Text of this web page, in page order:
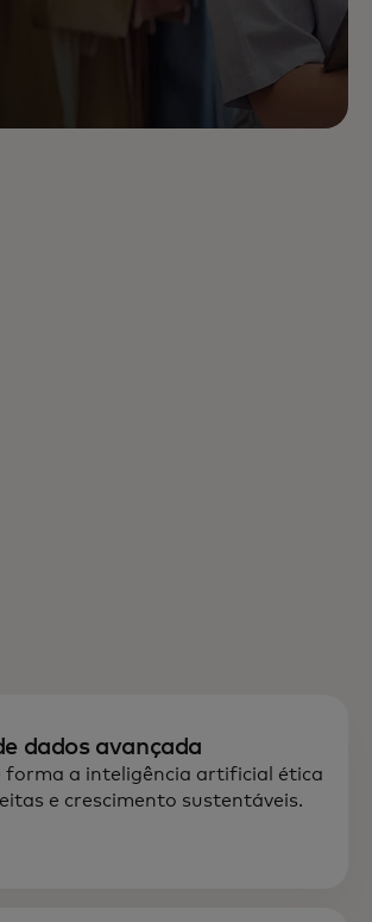
dados avançada
forma a inteligência artificial ética
e crescimento sustentáveis.